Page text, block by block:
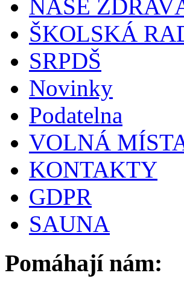
NAŠE
ŠKOLSKÁ
SRPDŠ
Novinky
Podatelna
VOLNÁ
KONTAKTY
GDPR
SAUNA
Pomáhají nám: